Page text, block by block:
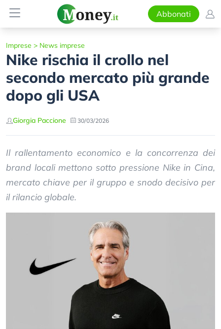
Abbonati
Imprese > News imprese
Nike rischia il crollo nel
secondo mercato più grande
dopo gli USA
Giorgia Paccione 30/03/2026
Il rallentamento economico e la concorrenza dei
brand locali mettono sotto pressione Nike in Cina,
mercato chiave per il gruppo e snodo decisivo per
il rilancio globale.